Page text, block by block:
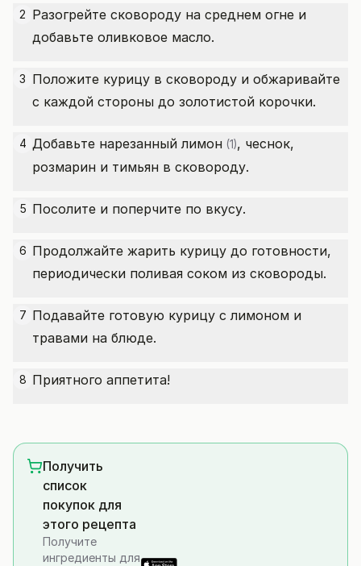
2 Разогрейте сковороду на среднем огне и
добавьте оливковое масло.
3 Положите курицу в сковороду и обжаривайте
с каждой стороны до золотистой корочки.
4 Добавьте нарезанныйлимон (1), чеснок,
розмарин и тимьян в сковороду.
5 Посолите и поперчите по вкусу.
6 Продолжайте жарить курицу до готовности,
периодически поливая соком из сковороды.
7 Подавайте готовую курицу с лимоном и
травами на блюде.
8 Приятного аппетита!
Получить
список
покупок для
этого рецепта
Получите
ингредиенты для